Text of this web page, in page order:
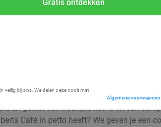
Gratis ontdekken
veilig bij ons. We delen deze nooit met
Algemene voorwaarden
en geniet van heerlijke koffie en een
Café in petto heeft? We geven je een